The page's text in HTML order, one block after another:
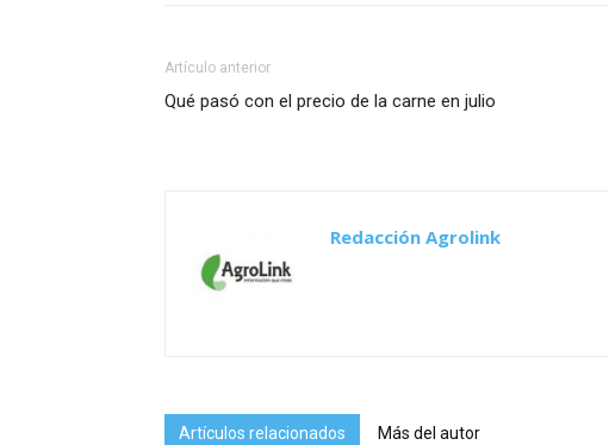
Artículo anterior
Qué pasó con el precio de la carne en julio
Redacción Agrolink
Artículos relacionados Más del autor